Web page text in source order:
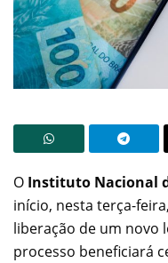
O Instituto Nacional
início, nesta terça-feira,
liberação de um novo
processo beneficiará